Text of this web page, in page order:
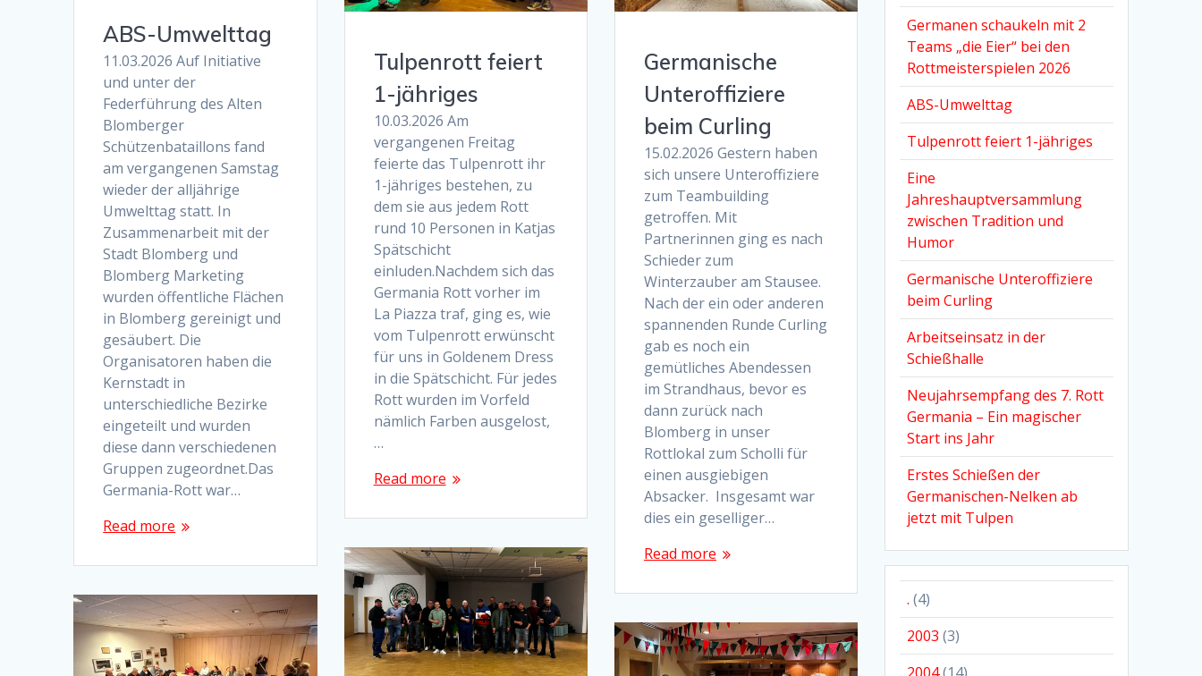
ABS-Umwelttag
11.03.2026 Auf Initiative
und unter der
Federführung des Alten
Blomberger
Schützenbataillons fand
am vergangenen Samstag
wieder der alljährige
Umwelttag statt. In
Zusammenarbeit mit der
Stadt Blomberg und
Blomberg Marketing
wurden öffentliche Flächen
in Blomberg gereinigt und
gesäubert. Die
Organisatoren haben die
Kernstadt in
unterschiedliche Bezirke
eingeteilt und wurden
diese dann verschiedenen
Gruppen zugeordnet.Das
Germania-Rott war…
Read more
Tulpenrott feiert
1-jähriges
10.03.2026 Am
vergangenen Freitag
feierte das Tulpenrott ihr
1-jähriges bestehen, zu
dem sie aus jedem Rott
rund 10 Personen in Katjas
Spätschicht
einluden.Nachdem sich das
Germania Rott vorher im
La Piazza traf, ging es, wie
vom Tulpenrott erwünscht
für uns in Goldenem Dress
in die Spätschicht. Für jedes
Rott wurden im Vorfeld
nämlich Farben ausgelost,
…
Read more
Germanische
Unteroffiziere
beim Curling
15.02.2026 Gestern haben
sich unsere Unteroffiziere
zum Teambuilding
getroffen. Mit
Partnerinnen ging es nach
Schieder zum
Winterzauber am Stausee.
Nach der ein oder anderen
spannenden Runde Curling
gab es noch ein
gemütliches Abendessen
im Strandhaus, bevor es
dann zurück nach
Blomberg in unser
Rottlokal zum Scholli für
einen ausgiebigen
Absacker. Insgesamt war
dies ein geselliger…
Read more
Germanen schaukeln mit 2
Teams „die Eier“ bei den
Rottmeisterspielen 2026
ABS-Umwelttag
Tulpenrott feiert 1-jähriges
Eine
Jahreshauptversammlung
zwischen Tradition und
Humor
Germanische Unteroffiziere
beim Curling
Arbeitseinsatz in der
Schießhalle
Neujahrsempfang des 7. Rott
Germania – Ein magischer
Start ins Jahr
Erstes Schießen der
Germanischen-Nelken ab
jetzt mit Tulpen
. (4)
2003 (3)